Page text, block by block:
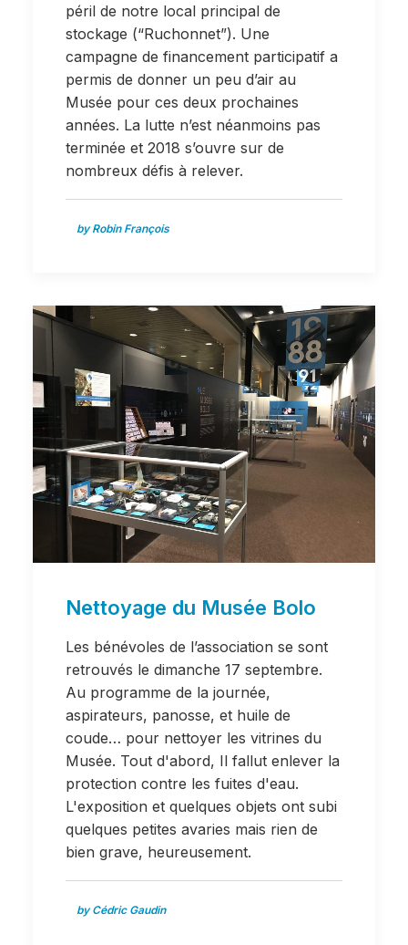
péril de notre local principal de
stockage (“Ruchonnet”). Une
campagne de financement participatif a
permis de donner un peu d’air au
Musée pour ces deux prochaines
années. La lutte n’est néanmoins pas
terminée et 2018 s’ouvre sur de
nombreux défis à relever.
by Robin François
Nettoyage du Musée Bolo
Les bénévoles de l’association se sont
retrouvés le dimanche 17 septembre.
Au programme de la journée,
aspirateurs, panosse, et huile de
coude… pour nettoyer les vitrines du
Musée. Tout d'abord, Il fallut enlever la
protection contre les fuites d'eau.
L'exposition et quelques objets ont subi
quelques petites avaries mais rien de
bien grave, heureusement.
by Cédric Gaudin